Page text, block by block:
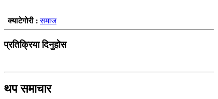
क्याटेगोरी :समाज
प्रतिक्रिया दिनुहोस
थप समाचार